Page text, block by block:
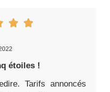
étoiles !
Tarifs annoncés